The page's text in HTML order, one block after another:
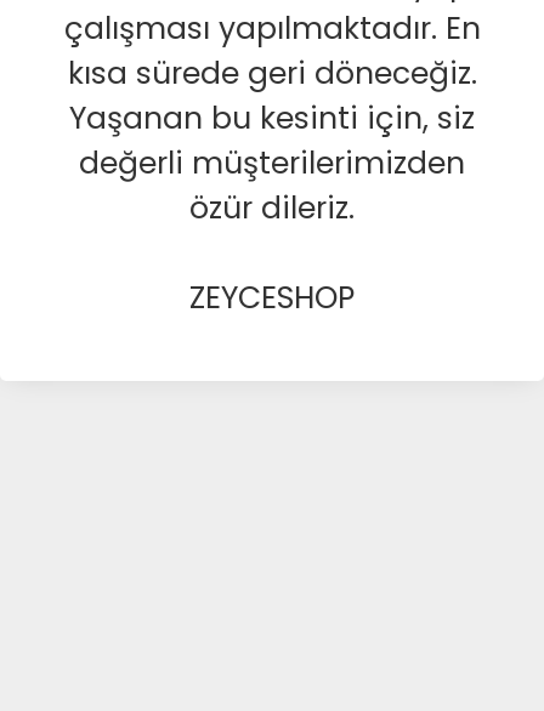
çalışması yapılmaktadır. En
kısa sürede geri döneceğiz.
Yaşanan bu kesinti için, siz
değerli müşterilerimizden
özür dileriz.
ZEYCESHOP